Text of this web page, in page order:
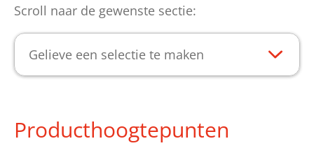
Scroll naar de gewenste sectie:
Gelieve een selectie te maken
Producthoogtepunten